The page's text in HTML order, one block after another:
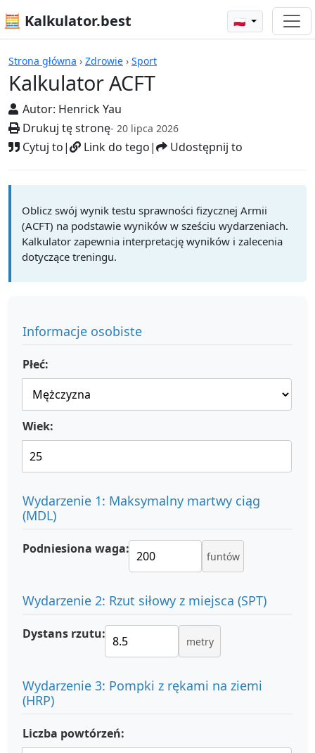
🧮 Kalkulator.best 🇵🇱
Strona główna › Zdrowie › Sport
Kalkulator ACFT
Autor: Henrick Yau
Drukuj tę stronę- 20 lipca 2026
Cytuj to| Link do tego| Udostępnij to
Kalkulatory
Oblicz swój wynik testu sprawności fizycznej Armii
(ACFT) na podstawie wyników w sześciu wydarzeniach.
Kalkulator zapewnia interpretację wyników i zalecenia
dotyczące treningu.
Informacje osobiste
Płeć:
Wiek:
Wydarzenie 1: Maksymalny martwy ciąg
(MDL)
Podniesiona waga: funtów
Wydarzenie 2: Rzut siłowy z miejsca (SPT)
Dystans rzutu: metry
Wydarzenie 3: Pompki z rękami na ziemi
(HRP)
Liczba powtórzeń: